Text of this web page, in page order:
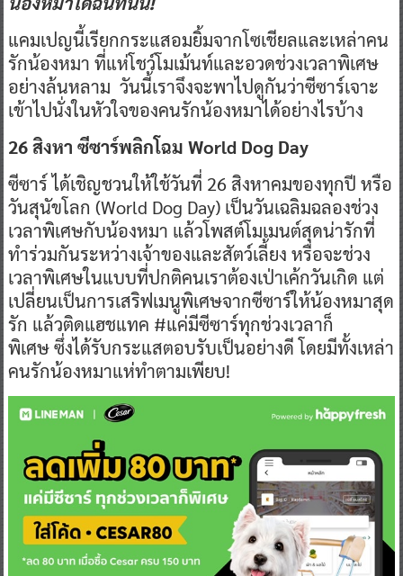
แคมเปญนี้เรียกกระแสอมยิ้มจากโซเชียลและเหล่าคน
รักน้องหมา ที่แห่โชว์โมเม้นท์และอวดช่วงเวลาพิเศษ
อย่างล้นหลาม วันนี้เราจึงจะพาไปดูกันว่าซีซาร์เจาะ
เข้าไปนั่งในหัวใจของคนรักน้องหมาได้อย่างไรบ้าง
26สิงหา ซีซาร์พลิกโฉม World Dog Day
ซีซาร์ ได้เชิญชวนให้ใช้วันที่ 26 สิงหาคมของทุกปี หรือ
วันสุนัขโลก (World Dog Day) เป็นวันเฉลิมฉลองช่วง
เวลาพิเศษกับน้องหมา แล้วโพสต์โมเมนต์สุดน่ารักที่
ทำร่วมกันระหว่างเจ้าของและสัตว์เลี้ยง หรือจะช่วง
เวลาพิเศษในแบบที่ปกติคนเราต้องเป่าเค้กวันเกิด แต่
เปลี่ยนเป็นการเสริฟเมนูพิเศษจากซีซาร์ให้น้องหมาสุด
รัก แล้วติดแฮชแทค #แค่มีซีซาร์ทุกช่วงเวลาก็
พิเศษ ซึ่งได้รับกระแสตอบรับเป็นอย่างดี โดยมีทั้งเหล่า
คนรักน้องหมาแห่ทำตามเพียบ!